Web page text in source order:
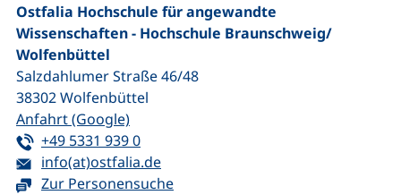
Ostfalia Hochschule für angewandte
Wissenschaften - Hochschule Braunschweig/​
Wolfenbüttel
Salzdahlumer Straße 46/48
38302Wolfenbüttel
Anfahrt (Google)(externer Link, öffnet neues Fenster)
Tel:
+49 5331 939 0(startet einen Telefonanruf, wenn Ihr
E-Mail:
info(at)ostfalia.de(öffnet Ihr E-Mail-Programm)
Zur Personensuche